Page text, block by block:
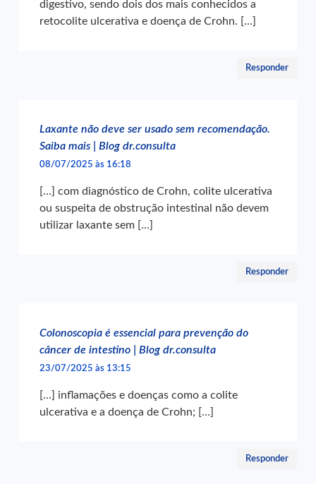
digestivo, sendo dois dos mais conhecidos a
retocolite ulcerativa e doença de Crohn. […]
Responder
Laxante não deve ser usado sem recomendação.
Saiba mais | Blog dr.consulta
08/07/2025 às 16:18
[…] com diagnóstico de Crohn, colite ulcerativa
ou suspeita de obstrução intestinal não devem
utilizar laxante sem […]
Responder
Colonoscopia é essencial para prevenção do
câncer de intestino | Blog dr.consulta
23/07/2025 às 13:15
[…] inflamações e doenças como a colite
ulcerativa e a doença de Crohn; […]
Responder